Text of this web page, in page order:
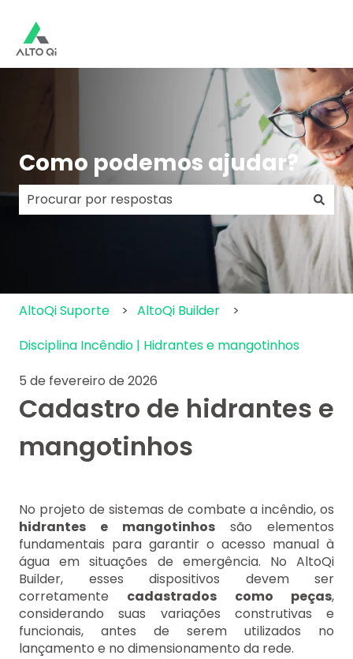
Como podemos ajudar?
Não há sugestões porque o campo de pesquisa
AltoQi Suporte
AltoQi Builder
Disciplina Incêndio | Hidrantes e mangotinhos
5 de fevereiro de 2026
Cadastro de hidrantes e
mangotinhos
No projeto de sistemas de combate a incêndio, os
hidrantes e mangotinhos são elementos
fundamentais para garantir o acesso manual à
água em situações de emergência. No AltoQi
Builder, esses dispositivos devem ser
corretamente cadastrados como peças,
considerando suas variações construtivas e
funcionais, antes de serem utilizados no
lançamento e no dimensionamento da rede.